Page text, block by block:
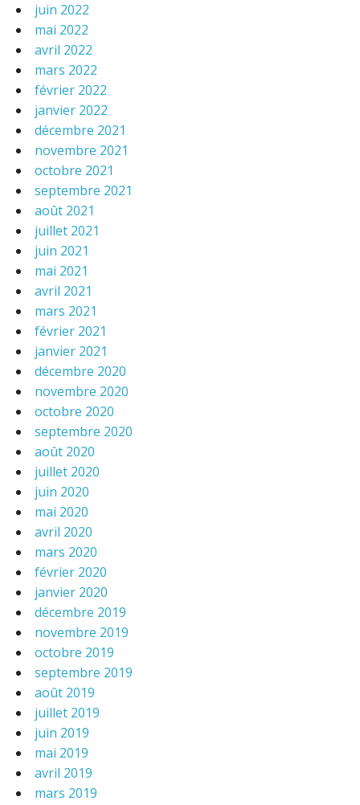
juin 2022
mai 2022
avril 2022
mars 2022
février 2022
janvier 2022
décembre 2021
novembre 2021
octobre 2021
septembre 2021
août 2021
juillet 2021
juin 2021
mai 2021
avril 2021
mars 2021
février 2021
janvier 2021
décembre 2020
novembre 2020
octobre 2020
septembre 2020
août 2020
juillet 2020
juin 2020
mai 2020
avril 2020
mars 2020
février 2020
janvier 2020
décembre 2019
novembre 2019
octobre 2019
septembre 2019
août 2019
juillet 2019
juin 2019
mai 2019
avril 2019
mars 2019